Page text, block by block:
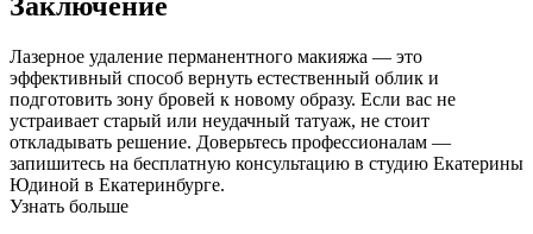
Лазерное удаление перманентного макияжа — это
эффективный способ вернуть естественный облик и
подготовить зону бровей к новому образу. Если вас не
устраивает старый или неудачный татуаж, не стоит
откладывать решение. Доверьтесь профессионалам —
запишитесь на бесплатную консультацию в студию Екатерины
Юдиной в Екатеринбурге.
Узнать больше